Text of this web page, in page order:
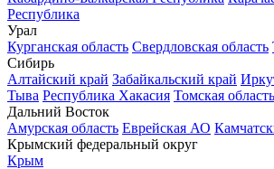
Республика
Урал
Курганская область Свердловская область
Сибирь
Алтайский край Забайкальский край
Тыва Республика Хакасия Томская область
Дальний Восток
Амурская область Еврейская АО
Крымский федеральный округ
Крым